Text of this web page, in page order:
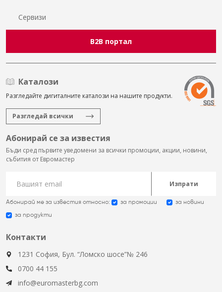
Сервизи
B2B портал
Каталози
Разгледайте дигиталните каталози на нашите продукти.
Разгледай всички
Абонирай се за известия
Бъди сред първите уведомени за всички промоции, акции, новини,
събития от Евромастер
Изпрати
Абонирай ме за известия относно: за промоции за новини
за продукти
Контакти
1231 София, Бул. “Ломско шосе”№ 246
0700 44 155
info@euromasterbg.com